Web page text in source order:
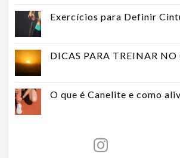
Exercícios para Definir
DICAS PARA TREINAR NO
O que é Canelite e como